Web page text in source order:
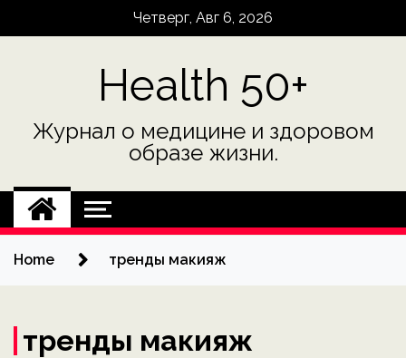
Четверг, Авг 6, 2026
Health 50+
Журнал о медицине и здоровом
образе жизни.
Home тренды макияж
тренды макияж